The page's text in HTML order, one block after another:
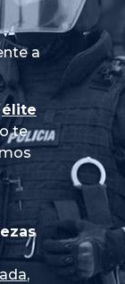
a
élite
te
,